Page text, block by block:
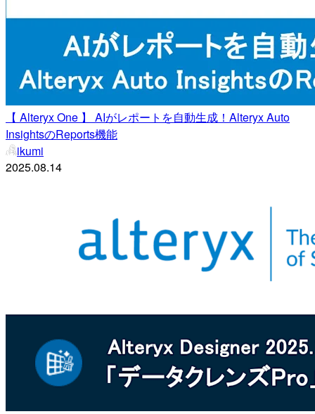
【 Alteryx One 】 AIがレポートを自動生成！Alteryx Auto
InsightsのReports機能
ikumi
2025.08.14